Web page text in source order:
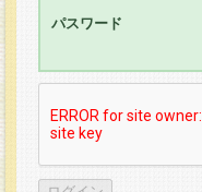
パスワード